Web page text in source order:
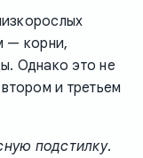
— корни,
Однако это не
и третьем
подстилку.